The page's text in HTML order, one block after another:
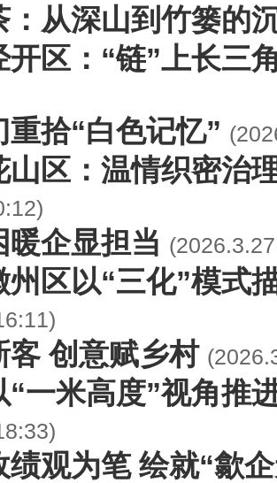
：从深山到竹篓的
开区：“链”上长三
重拾“白色记忆”
山区：温情织密治
暖企显担当
州区以“三化”模式
客 创意赋乡村
“一米高度”视角推
绩观为笔 绘就“歙